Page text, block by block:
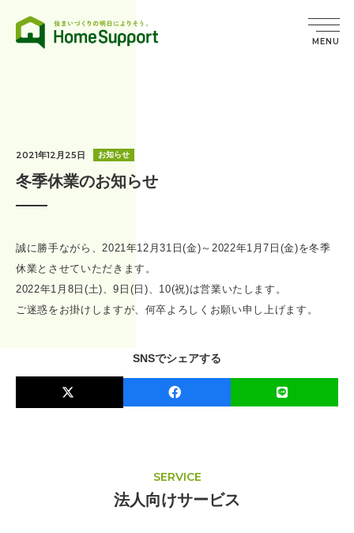
MENU
2021年12月25日 お知らせ
冬季休業のお知らせ
誠に勝手ながら、2021年12月31日(金)～2022年1月7日(金)を冬季
休業とさせていただきます。
2022年1月8日(土)、9日(日)、10(祝)は営業いたします。
ご迷惑をお掛けしますが、何卒よろしくお願い申し上げます。
SNSでシェアする
SERVICE
法人向けサービス